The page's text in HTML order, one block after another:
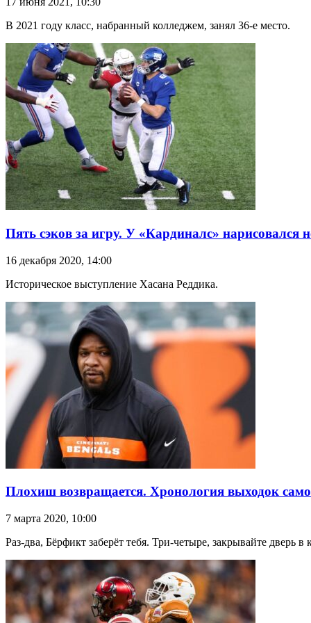
В 2021 году класс, набранный колледжем, занял 36-е место.
Пять сэков за игру. У «Кардиналс» нарисовался
16 декабря 2020, 14:00
Историческое выступление Хасана Реддика.
Плохиш возвращается. Хронология выходок
7 марта 2020, 10:00
Раз-два, Бёрфикт заберёт тебя. Три-четыре, закрывайте дверь в